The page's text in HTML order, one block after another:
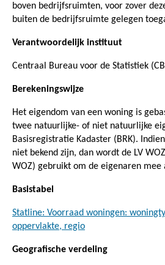
boven bedrijfsruimten, voor zover
buiten de bedrijfsruimte gelegen
Verantwoordelijk instituut
Centraal Bureau voor de Statistiek
Berekeningswijze
Het eigendom van een woning is
twee natuurlijke- of niet natuurlijke
Basisregistratie Kadaster (BRK).
niet bekend zijn, dan wordt de LV
WOZ) gebruikt om de eigenaren mee
Basistabel
Statline: Voorraad woningen:
oppervlakte, regio
Geografische verdeling